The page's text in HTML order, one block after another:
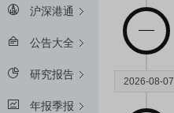
沪深港通
公告大全
研究报告
年报季报
2026-08-07